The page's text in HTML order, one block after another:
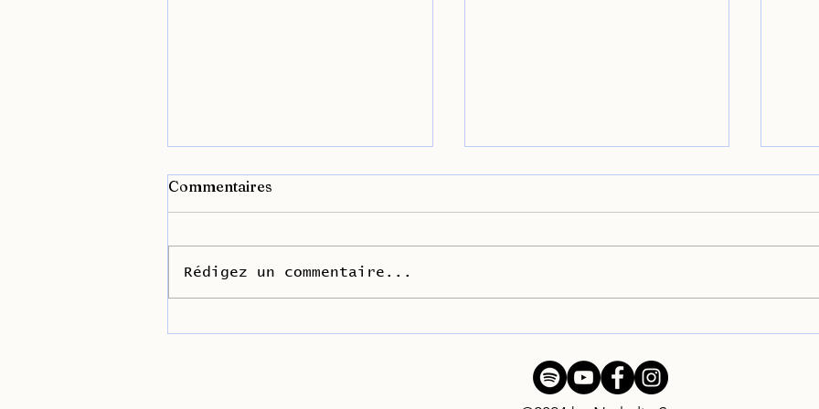
Commentaires
Rédigez un commentaire...